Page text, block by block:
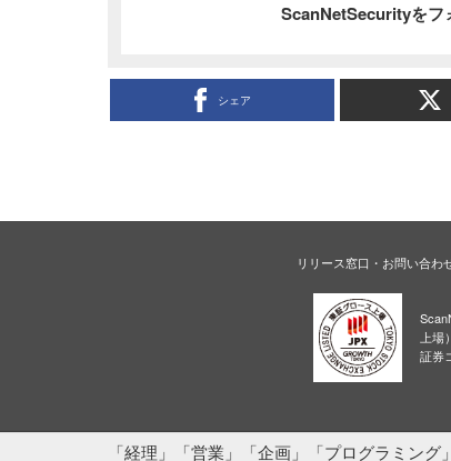
ScanNetSecurityをフ
シェア
リリース窓口・お問い合わ
上場
証券
「経理」「営業」「企画」「プログラミン